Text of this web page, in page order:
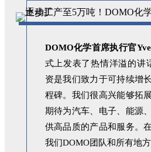
DOMO化学首席执行官
式上发表了热情洋溢的讲
资是我们致力于可持续增
程碑。我们很高兴能够拓
期待为汽车、电子、能源
供高品质的产品和服务。
我们DOMO团队和所有地